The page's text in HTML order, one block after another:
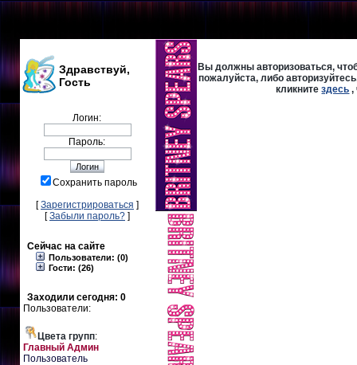
Здравствуй,
Гость
Логин:
Пароль:
Сохранить пароль
[Зарегистрироваться ]
[Забыли пароль? ]
Сейчас на сайте
Пользователи: (0)
Гости: (26)
Заходили сегодня: 0
Пользователи:
Цвета групп:
Главный Админ
Пользователь
Вы должны авторизоваться,
пожалуйста, либо
кликнитездесь ,